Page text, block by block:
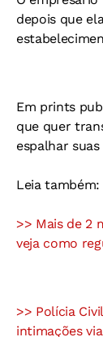
depois que
Em prints
que quer
espalhar
Leia também:
>> Mais de 2
veja como
>> Polícia
intimações